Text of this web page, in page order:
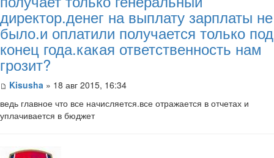
директор.денег на выплату зарплаты не
было.и оплатили получается только под
конец года.какая ответственность нам
грозит?
Kisusha » 18 авг 2015, 16:34
ведь главное что все начисляется.все отражается в отчетах и
уплачивается в бюджет